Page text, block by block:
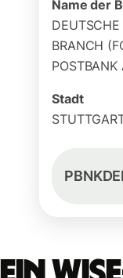
Name der
BRANCH
POSTBANK
Stadt